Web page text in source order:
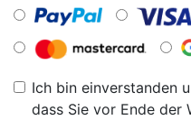
Ich bin einverstanden
dass Sie vor Ende